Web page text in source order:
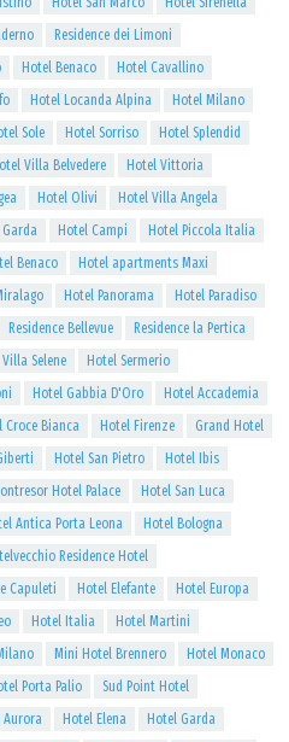
Residence dei Limoni
Hotel Benaco
Hotel Cavallino
Hotel Locanda Alpina
Hotel Milano
Sole Hotel Sorriso
Hotel Splendid
Villa Belvedere
Hotel Vittoria
Hotel Olivi
Hotel Villa Angela
Garda Hotel Campi
Hotel Piccola Italia
Benaco
Hotel apartments Maxi
Hotel Panorama
Hotel Paradiso
Residence Bellevue
Residence la Pertica
Selene
Hotel Sermerio
Hotel Gabbia D'Oro
Hotel Accademia
Croce Bianca Hotel Firenze
Grand Hotel
Hotel San Pietro
Hotel Ibis
Hotel Palace
Hotel San Luca
Antica Porta Leona
Hotel Bologna
Residence Hotel
Capuleti Hotel Elefante
Hotel Europa
Hotel Italia
Hotel Martini
Mini Hotel Brennero
Hotel Monaco
Porta Palio
Sud Point Hotel
Aurora Hotel Elena
Hotel Garda